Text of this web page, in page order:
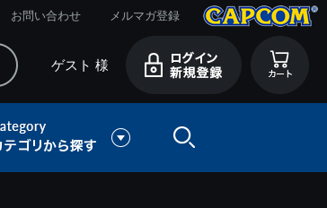
お問い合わせ メルマガ登録
ゲスト 様